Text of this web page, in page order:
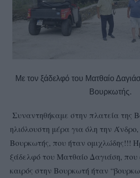
Με τον ξάδελφό του Ματθαίο
Βουρκωτής.
Συναντηθήκαμε στην πλατεία της
ηλιόλουστη μέρα για όλη την Άνδρο,
Βουρκωτής, που ήταν ομιχλώδης!!!
ξάδελφό του Ματθαίο Δαγιάση, που
καιρός στην Βουρκωτή ήταν